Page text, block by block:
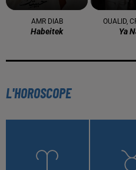
AMR DIAB
Habeitek
OUALID,
Ya
L'HOROSCOPE